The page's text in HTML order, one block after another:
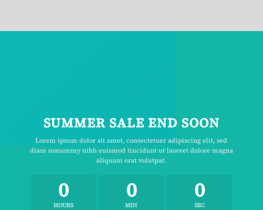
SUMMER SALE END SOON
Lorem ipsum dolor sit amet, consectetuer adipiscing elit, sed
diam nonummy nibh euismod tincidunt ut laoreet dolore magna
aliquam erat volutpat.
0
HOURS
0
MIN
0
SEC